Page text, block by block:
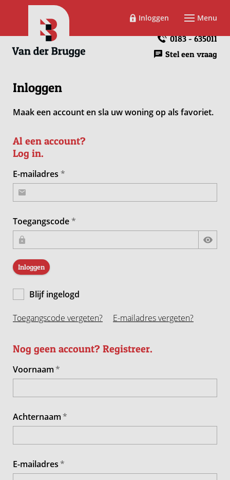
Inloggen Menu
0183 - 635011
Stel een vraag
Inloggen
Maak een account en sla uw woning op als favoriet.
Al een account?
Log in.
E-mailadres
Toegangscode
Inloggen
Blijf ingelogd
Toegangscode vergeten? E-mailadres vergeten?
Nog geen account? Registreer.
Voornaam
Achternaam
E-mailadres